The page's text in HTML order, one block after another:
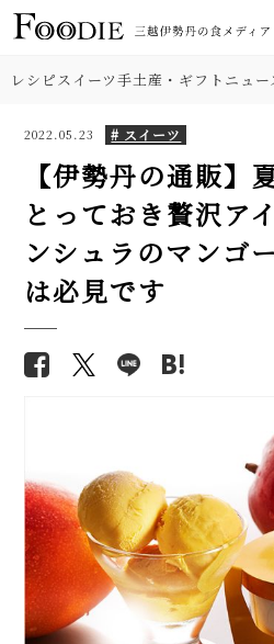
レシピスイーツ手土産・ギフト ニュ
2022.05.23 # スイーツ
【伊勢丹の通販】
とっておき贅沢ア
ンシュラのマンゴ
は必見です